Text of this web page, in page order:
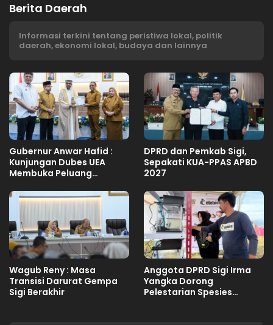
Berita Daerah
Informasi terkini tentang peristiwa lokal, politik
daerah, ekonomi lokal, budaya dan lainnya
Gubernur Anwar Hafid :
Kunjungan Dubes UEA
Membuka Peluang
DPRD dan Pemkab Sigi,
Sepakati KUA-PPAS APBD
2027
Wagub Reny : Masa
Transisi Darurat Gempa
Sigi Berakhir
Anggota DPRD Sigi Irma
Yangka Dorong
Pelestarian Spesies